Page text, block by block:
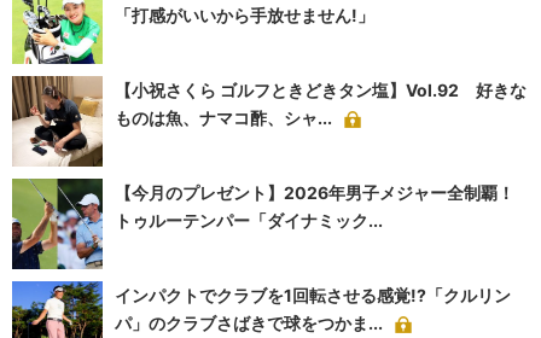
「打感がいいから手放せません!」
【小祝さくら ゴルフときどきタン塩】Vol.92 好きな
ものは魚、ナマコ酢、シャ...
【今月のプレゼント】2026年男子メジャー全制覇！
トゥルーテンパー「ダイナミック...
インパクトでクラブを1回転させる感覚!?「クルリン
パ」のクラブさばきで球をつかま...